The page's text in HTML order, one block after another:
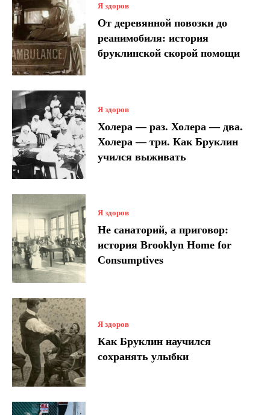
Я здоров
От деревянной повозки до
реанимобиля: история
бруклинской скорой помощи
Я здоров
Холера — раз. Холера — два.
Холера — три. Как Бруклин
учился выживать
Я здоров
Не санаторий, а приговор:
история Brooklyn Home for
Consumptives
Я здоров
Как Бруклин научился
сохранять улыбки